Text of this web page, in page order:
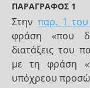
ΠΑΡΑΓΡΑΦΟΣ 1
Στην παρ. 1
φράση «που
διατάξεις του
με τη φράση
υπόχρεου